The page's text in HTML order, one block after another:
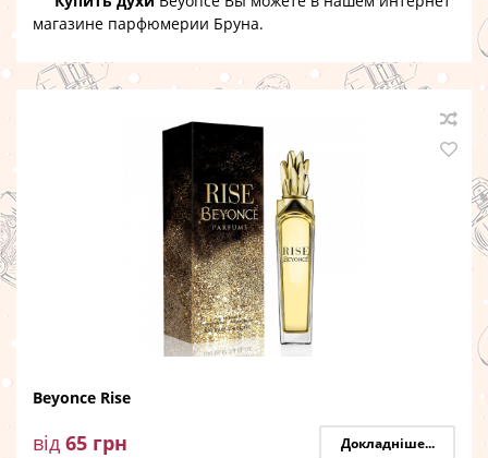
магазине парфюмерии Бруна.
Beyonce Rise
від 65 грн Докладніше...